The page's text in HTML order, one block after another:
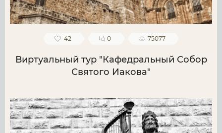
42 0 75077
Виртуальный тур "Кафедральный Собор
Святого Иакова"